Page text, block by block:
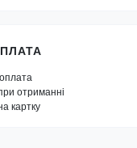
отриманні
картку